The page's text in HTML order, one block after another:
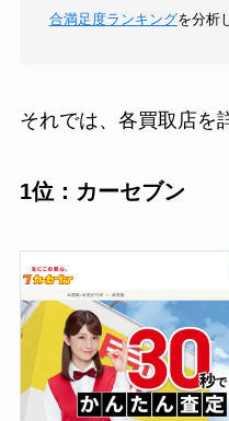
合満足度ランキングを分析
それでは、各買取店を
1位：カーセブン